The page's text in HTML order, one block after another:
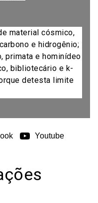
material cósmico,
e hidrogênio;
primata e hominídeo
bibliotecário e k-
detesta limite
Youtube